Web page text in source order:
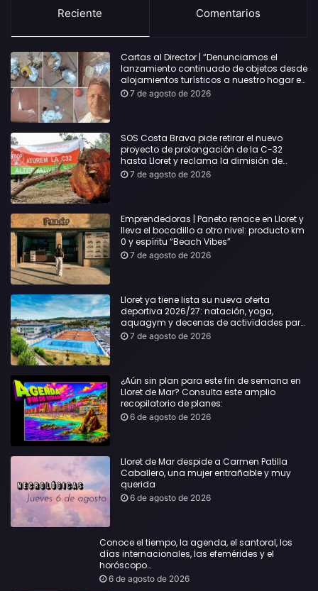
Reciente Comentarios
Cartas al Director | “Denunciamos el
lanzamiento continuado de objetos desde
alojamientos turísticos a nuestro hogar en
Lloret: Podría haber causado una
7 de agosto de 2026
SOS Costa Brava pide retirar el nuevo
proyecto de prolongación de la C-32
hasta Lloret y reclama la dimisión de
Sílvia Paneque
7 de agosto de 2026
Emprendedoras | Paneto renace en Lloret y
lleva el bocadillo a otro nivel: producto km
0 y espíritu “Beach Vibes”
7 de agosto de 2026
Lloret ya tiene lista su nueva oferta
deportiva 2026/27: natación, yoga,
aquagym y decenas de actividades para
todas las edades
7 de agosto de 2026
¿Aún sin plan para este fin de semana en
Lloret de Mar? Consulta este amplio
recopilatorio de planes:
6 de agosto de 2026
Lloret de Mar despide a Carmen Patilla
Caballero, una mujer entrañable y muy
querida
6 de agosto de 2026
Conoce el tiempo, la agenda, el santoral, los
días internacionales, las efemérides y el
horóscopo…
6 de agosto de 2026